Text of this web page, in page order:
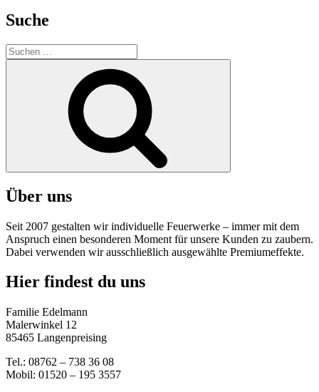
Suche
Suche
nach:
Über uns
Seit 2007 gestalten wir individuelle Feuerwerke – immer mit dem
Anspruch einen besonderen Moment für unsere Kunden zu zaubern.
Dabei verwenden wir ausschließlich ausgewählte Premiumeffekte.
Hier findest du uns
Familie Edelmann
Malerwinkel 12
85465 Langenpreising
Tel.: 08762 – 738 36 08
Mobil: 01520 – 195 3557